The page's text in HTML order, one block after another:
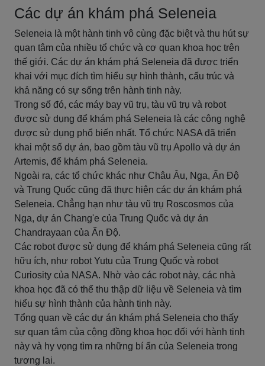
Các dự án khám phá Seleneia
Seleneia là một hành tinh vô cùng đặc biệt và thu hút sự
quan tâm của nhiều tổ chức và cơ quan khoa học trên
thế giới. Các dự án khám phá Seleneia đã được triển
khai với mục đích tìm hiểu sự hình thành, cấu trúc và
khả năng có sự sống trên hành tinh này.
Trong số đó, các máy bay vũ trụ, tàu vũ trụ và robot
được sử dụng để khám phá Seleneia là các công nghệ
được sử dụng phổ biến nhất. Tổ chức NASA đã triển
khai một số dự án, bao gồm tàu vũ trụ Apollo và dự án
Artemis, để khám phá Seleneia.
Ngoài ra, các tổ chức khác như Châu Âu, Nga, Ấn Độ
và Trung Quốc cũng đã thực hiện các dự án khám phá
Seleneia. Chẳng hạn như tàu vũ trụ Roscosmos của
Nga, dự án Chang'e của Trung Quốc và dự án
Chandrayaan của Ấn Độ.
Các robot được sử dụng để khám phá Seleneia cũng rất
hữu ích, như robot Yutu của Trung Quốc và robot
Curiosity của NASA. Nhờ vào các robot này, các nhà
khoa học đã có thể thu thập dữ liệu về Seleneia và tìm
hiểu sự hình thành của hành tinh này.
Tổng quan về các dự án khám phá Seleneia cho thấy
sự quan tâm của cộng đồng khoa học đối với hành tinh
này và hy vọng tìm ra những bí ẩn của Seleneia trong
tương lai.